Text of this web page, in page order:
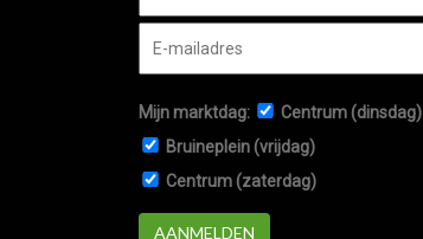
Mijn marktdag:
Centrum (dinsdag)
Bruineplein (vrijdag)
Centrum (zaterdag)
AANMELDEN